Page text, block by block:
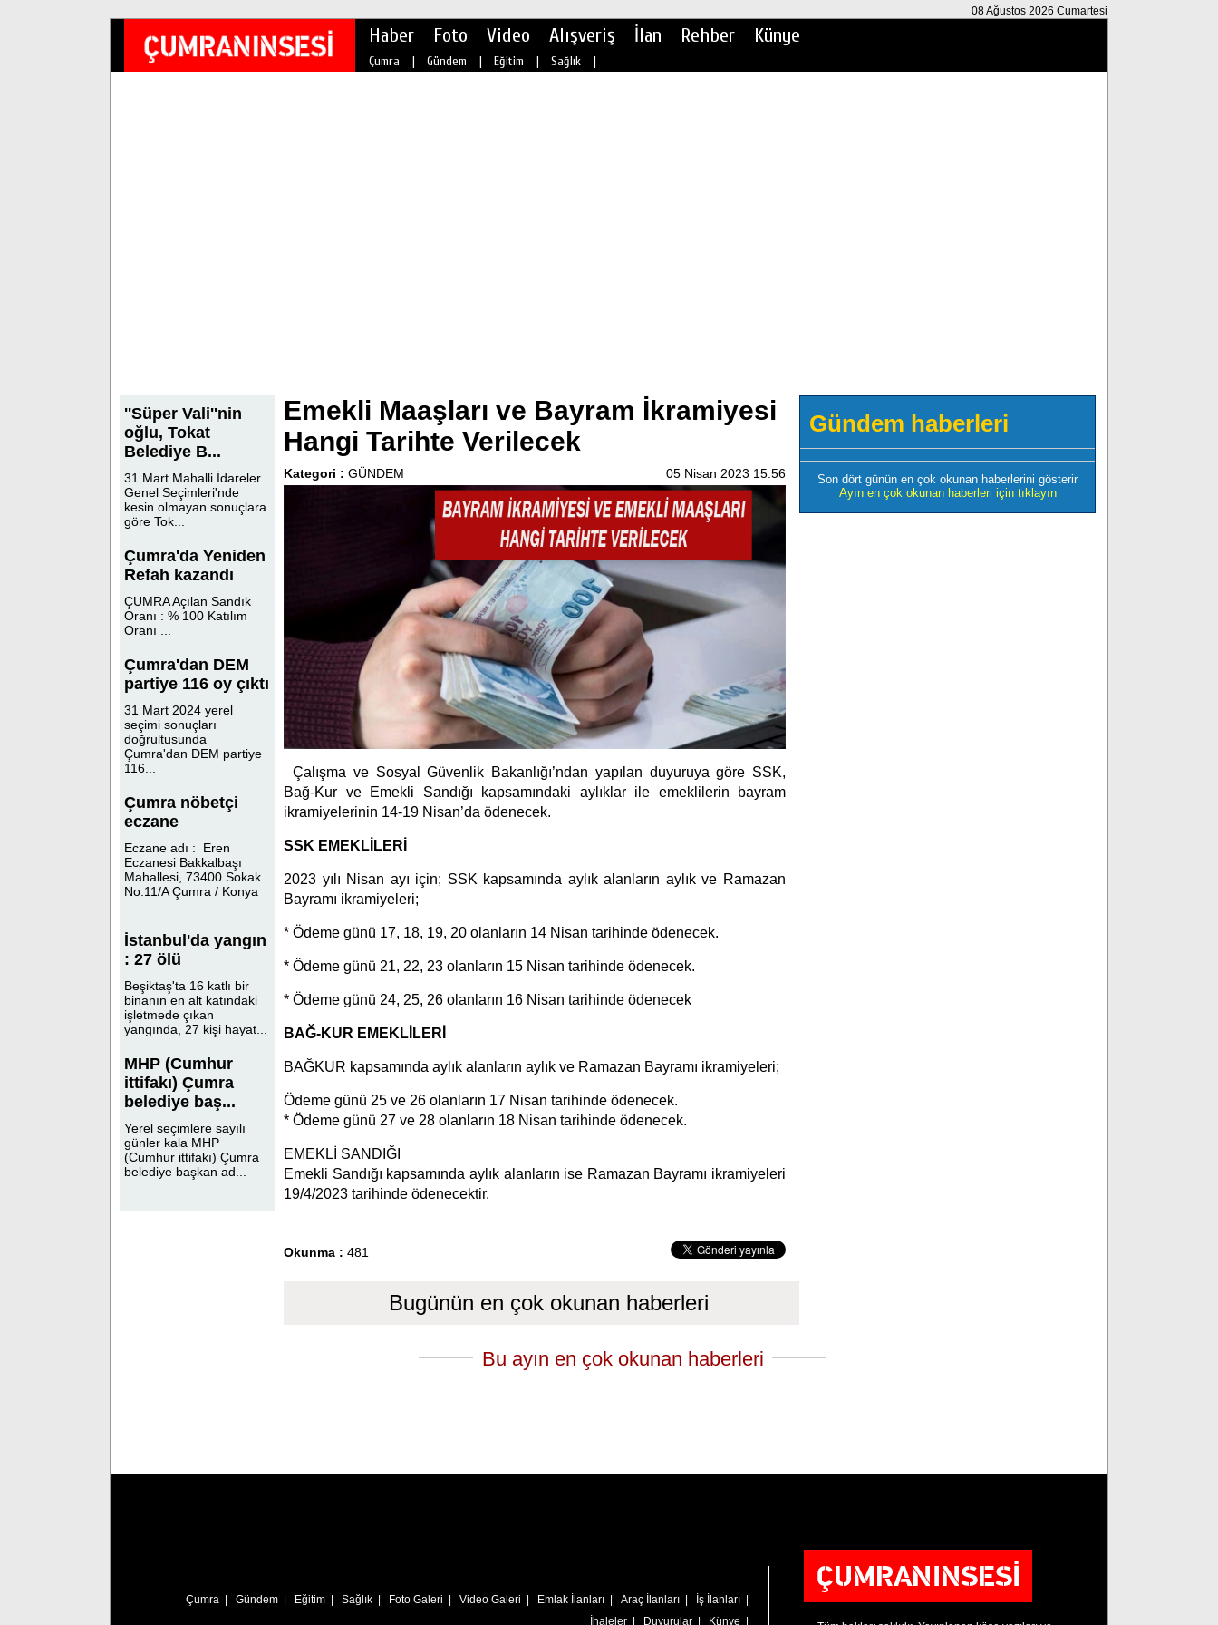
08 Ağustos 2026 Cumartesi
Haber Foto Video Alışveriş İlan Rehber Künye
Çumra | Gündem | Eğitim | Sağlık |
''Süper Vali''nin
oğlu, Tokat
Belediye B...
31 Mart Mahalli İdareler
Genel Seçimleri'nde
kesin olmayan sonuçlara
göre Tok...
Çumra'da Yeniden
Refah kazandı
ÇUMRA Açılan Sandık
Oranı : % 100 Katılım
Oranı ...
Çumra'dan DEM
partiye 116 oy çıktı
31 Mart 2024 yerel
seçimi sonuçları
doğrultusunda
Çumra'dan DEM partiye
116...
Çumra nöbetçi
eczane
Eczane adı : Eren
Eczanesi Bakkalbaşı
Mahallesi, 73400.Sokak
No:11/A Çumra / Konya
İstanbul'da yangın
: 27 ölü
Beşiktaş'ta 16 katlı bir
binanın en alt katındaki
işletmede çıkan
yangında, 27 kişi hayat...
MHP (Cumhur
ittifakı) Çumra
belediye baş...
Yerel seçimlere sayılı
günler kala MHP
(Cumhur ittifakı) Çumra
belediye başkan ad...
Emekli Maaşları ve Bayram İkramiyesi
Hangi Tarihte Verilecek
Kategori : GÜNDEM 05 Nisan 2023 15:56
Çalışma ve Sosyal Güvenlik Bakanlığı’ndan yapılan duyuruya göre SSK,
Bağ-Kur ve Emekli Sandığı kapsamındaki aylıklar ile emeklilerin bayram
ikramiyelerinin 14-19 Nisan’da ödenecek.
SSK EMEKLİLERİ
2023 yılı Nisan ayı için; SSK kapsamında aylık alanların aylık ve Ramazan
Bayramı ikramiyeleri;
* Ödeme günü 17, 18, 19, 20 olanların 14 Nisan tarihinde ödenecek.
* Ödeme günü 21, 22, 23 olanların 15 Nisan tarihinde ödenecek.
* Ödeme günü 24, 25, 26 olanların 16 Nisan tarihinde ödenecek
BAĞ-KUR EMEKLİLERİ
BAĞKUR kapsamında aylık alanların aylık ve Ramazan Bayramı ikramiyeleri;
Ödeme günü 25 ve 26 olanların 17 Nisan tarihinde ödenecek.
* Ödeme günü 27 ve 28 olanların 18 Nisan tarihinde ödenecek.
EMEKLİ SANDIĞI
Emekli Sandığı kapsamında aylık alanların ise Ramazan Bayramı ikramiyeleri
19/4/2023 tarihinde ödenecektir.
Okunma : 481
Bugünün en çok okunan haberleri
Gündem haberleri
Son dört günün en çok okunan haberlerini gösterir
Ayın en çok okunan haberleri için tıklayın
Bu ayın en çok okunan haberleri
Çumra | Gündem | Eğitim | Sağlık | Foto Galeri | Video Galeri | Emlak İlanları | Araç İlanları | İş İlanları |
İhaleler | Duyurular | Künye |